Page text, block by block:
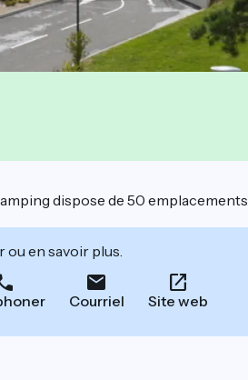
dispose de 50 emplacements.
en savoir plus.
Courriel Site web